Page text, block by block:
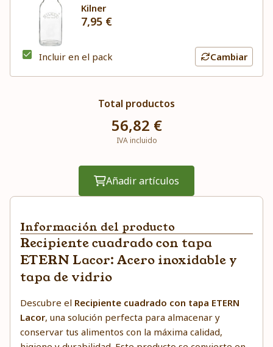
Kilner
7,95 €
Incluir en el pack Cambiar
Total productos
56,82 €
IVA incluido
Añadir artículos
Información del producto
Recipiente cuadrado con tapa
ETERN Lacor: Acero inoxidable y
tapa de vidrio
Descubre el Recipiente cuadrado con tapa ETERN
Lacor, una solución perfecta para almacenar y
conservar tus alimentos con la máxima calidad,